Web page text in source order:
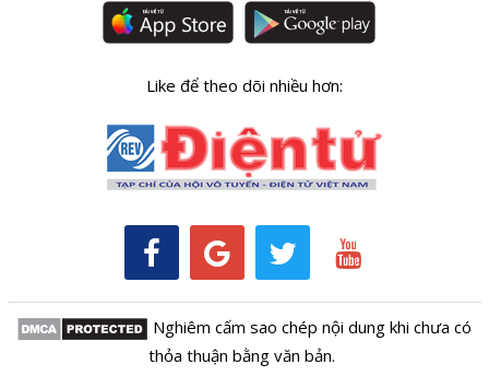
Like để theo dõi nhiều hơn:
Nghiêm cấm sao chép nội dung khi chưa có
thỏa thuận bằng văn bản.